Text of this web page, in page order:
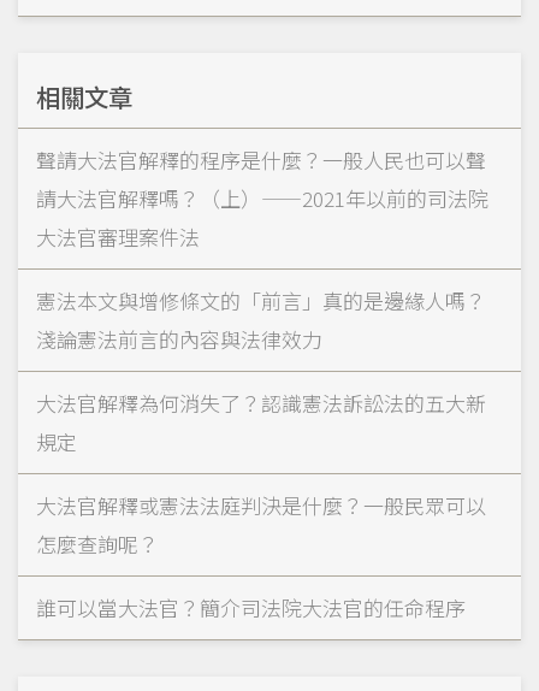
相關文章
聲請大法官解釋的程序是什麼？一般人民也可以聲
請大法官解釋嗎？（上）——2021年以前的司法院
大法官審理案件法
憲法本文與增修條文的「前言」真的是邊緣人嗎？
淺論憲法前言的內容與法律效力
大法官解釋為何消失了？認識憲法訴訟法的五大新
規定
大法官解釋或憲法法庭判決是什麼？一般民眾可以
怎麼查詢呢？
誰可以當大法官？簡介司法院大法官的任命程序